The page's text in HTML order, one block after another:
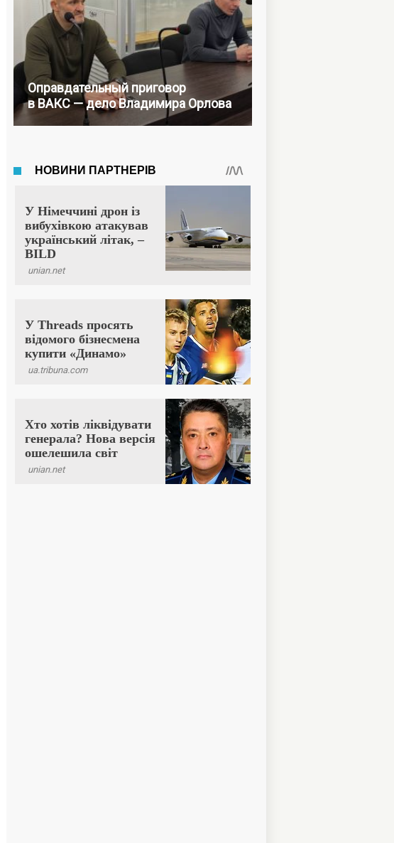
Оправдательный приговор
в ВАКС — дело Владимира Орлова